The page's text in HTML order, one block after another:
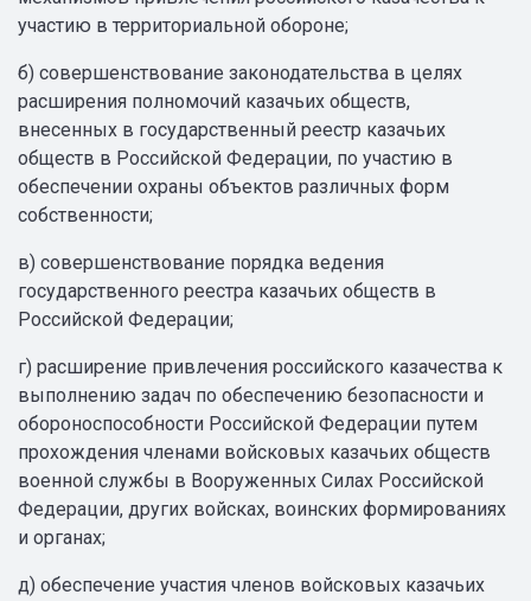
участию в территориальной обороне;
б) совершенствование законодательства в целях
расширения полномочий казачьих обществ,
внесенных в государственный реестр казачьих
обществ в Российской Федерации, по участию в
обеспечении охраны объектов различных форм
собственности;
в) совершенствование порядка ведения
государственного реестра казачьих обществ в
Российской Федерации;
г) расширение привлечения российского казачества к
выполнению задач по обеспечению безопасности и
обороноспособности Российской Федерации путем
прохождения членами войсковых казачьих обществ
военной службы в Вооруженных Силах Российской
Федерации, других войсках, воинских формированиях
и органах;
д) обеспечение участия членов войсковых казачьих